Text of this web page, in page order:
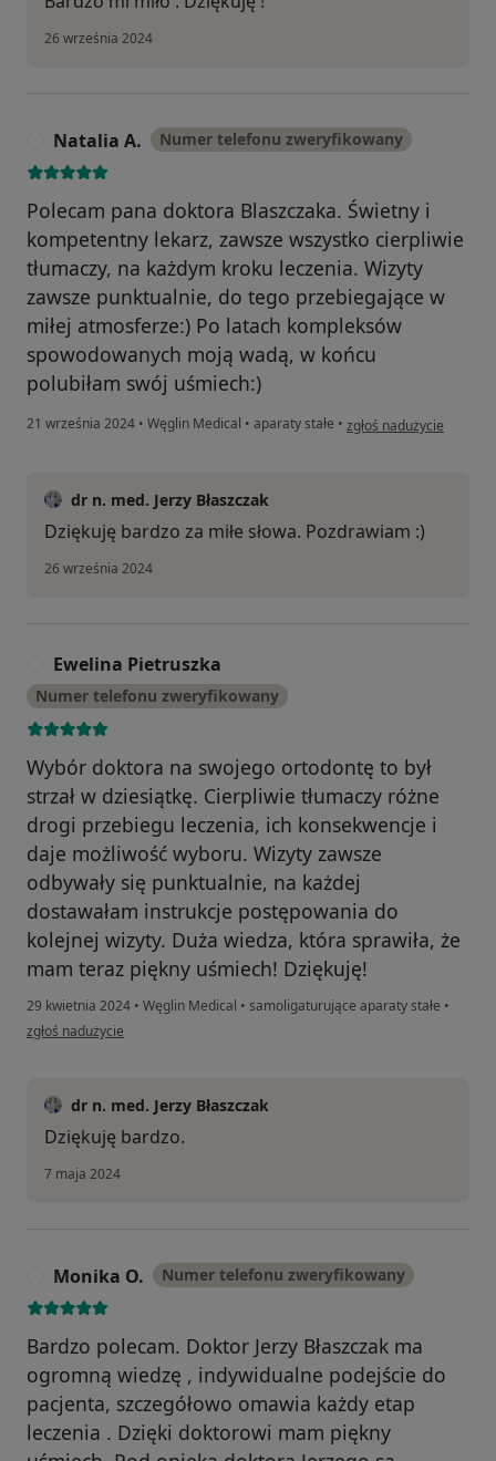
26 września 2024
Natalia A. Numer telefonu zweryfikowany
Polecam pana doktora Blaszczaka. Świetny i
kompetentny lekarz, zawsze wszystko cierpliwie
tłumaczy, na każdym kroku leczenia. Wizyty
zawsze punktualnie, do tego przebiegające w
miłej atmosferze:) Po latach kompleksów
spowodowanych moją wadą, w końcu
polubiłam swój uśmiech:)
21 września 2024 • Węglin Medical • aparaty stałe • w opinii użytkownika
zgłoś nadużycie
dr n. med. Jerzy Błaszczak
Dziękuję bardzo za miłe słowa. Pozdrawiam :)
26 września 2024
Ewelina Pietruszka
Numer telefonu zweryfikowany
Wybór doktora na swojego ortodontę to był
strzał w dziesiątkę. Cierpliwie tłumaczy różne
drogi przebiegu leczenia, ich konsekwencje i
daje możliwość wyboru. Wizyty zawsze
odbywały się punktualnie, na każdej
dostawałam instrukcje postępowania do
kolejnej wizyty. Duża wiedza, która sprawiła, że
mam teraz piękny uśmiech! Dziękuję!
29 kwietnia 2024 • Węglin Medical • samoligaturujące aparaty stałe •
w opinii użytkownika Ewelina Pietruszka
zgłoś nadużycie
dr n. med. Jerzy Błaszczak
Dziękuję bardzo.
7 maja 2024
Monika O. Numer telefonu zweryfikowany
Bardzo polecam. Doktor Jerzy Błaszczak ma
ogromną wiedzę , indywidualne podejście do
pacjenta, szczegółowo omawia każdy etap
leczenia . Dzięki doktorowi mam piękny